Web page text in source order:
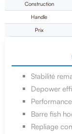
Construction
Handle
Prix
Stabilité
Depower
Barre fish
Repliage